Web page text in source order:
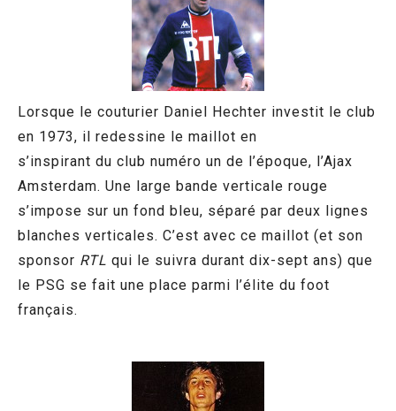
Lorsque le couturier Daniel Hechter investit le club
en 1973, il redessine le maillot en
s’inspirant du club numéro un de l’époque, l’Ajax
Amsterdam. Une large bande verticale rouge
s’impose sur un fond bleu, séparé par deux lignes
blanches verticales. C’est avec ce maillot (et son
sponsor RTL qui le suivra durant dix-sept ans) que
le PSG se fait une place parmi l’élite du foot
français.